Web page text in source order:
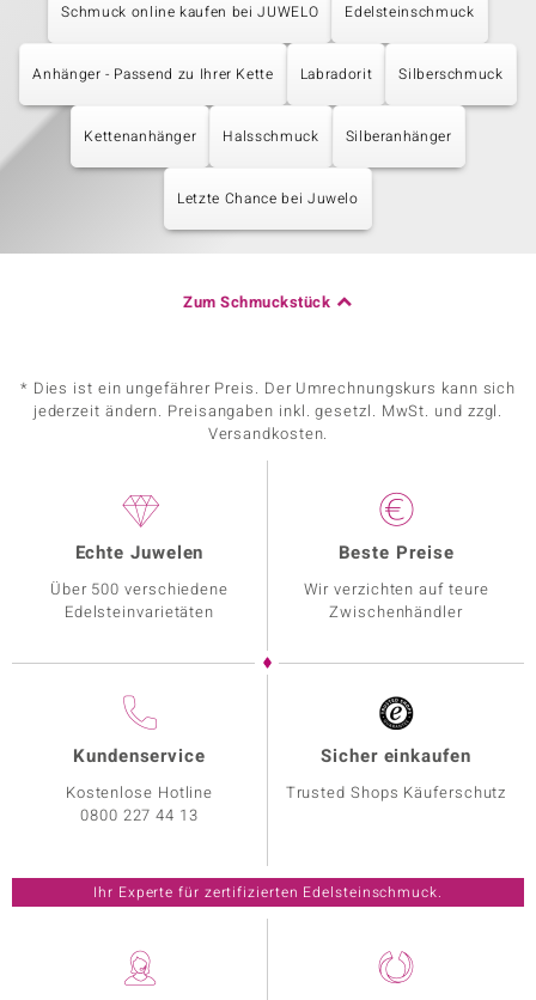
Schmuck online kaufen bei JUWELO Edelsteinschmuck
Anhänger - Passend zu Ihrer Kette Labradorit Silberschmuck
Kettenanhänger Halsschmuck Silberanhänger
Letzte Chance bei Juwelo
Zum Schmuckstück
* Dies ist ein ungefährer Preis. Der Umrechnungskurs kann sich
jederzeit ändern. Preisangaben inkl. gesetzl. MwSt. und zzgl.
Versandkosten.
Echte Juwelen
Über 500 verschiedene
Edelsteinvarietäten
Beste Preise
Wir verzichten auf teure
Zwischenhändler
Kundenservice
Kostenlose Hotline
0800 227 44 13
Sicher einkaufen
Trusted Shops Käuferschutz
Ihr Experte für zertifizierten Edelsteinschmuck.